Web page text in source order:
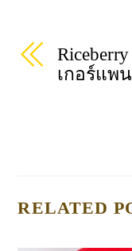
เกอร์แพ
RELATED